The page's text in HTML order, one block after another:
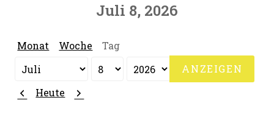
Juli 8, 2026
Monat Woche Tag
Monat
Tag
Jahr
Zurück
Heute Weiter